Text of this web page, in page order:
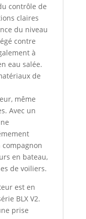
contrôle de
claires
du niveau
contre
à
eau salée.
de
même
Avec un
compagnon
en bateau,
de voiliers.
est en
BLX V2.
prise